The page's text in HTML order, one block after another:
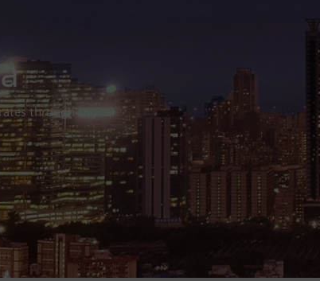
through Digital